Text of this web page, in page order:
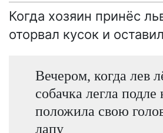
Когда хозяин принёс
оторвал кусок и
Вечером, когда лев
собачка легла подле
положила свою
лапу